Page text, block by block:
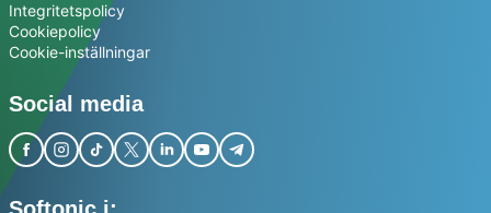
Integritetspolicy
Cookiepolicy
Cookie-inställningar
Social media